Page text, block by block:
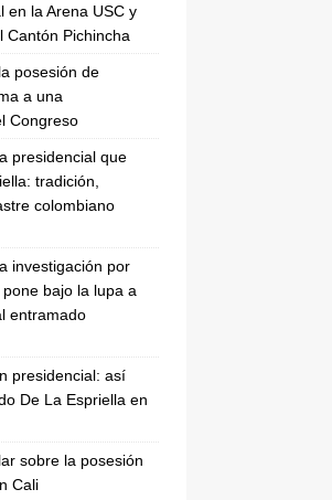
en la Arena USC y
Cantón Pichincha
posesión de
a una
Congreso
presidencial que
tradición,
colombiano
investigación por
bajo la lupa a
entramado
presidencial: así
De La Espriella en
sobre la posesión
Cali